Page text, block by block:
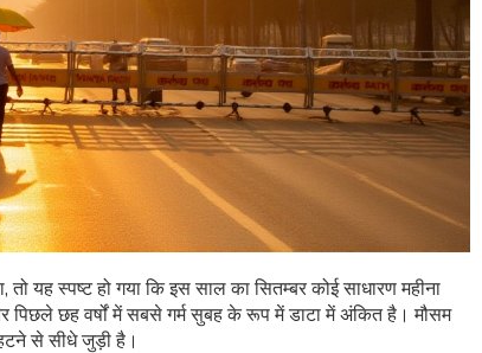
यह स्पष्ट हो गया कि इस साल का सितम्बर कोई साधारण महीना
छह वर्षों में सबसे गर्म सुबह के रूप में डाटा में अंकित है। मौसम
से सीधे जुड़ी है।